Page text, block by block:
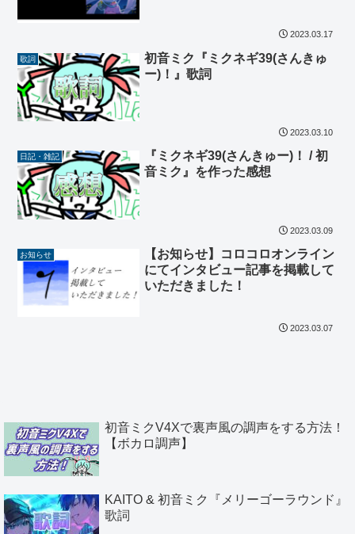
2023.03.17
歌詞
初音ミク『ミクネギ39(さんきゅ
ー)！』歌詞
2023.03.10
日記・雑記
『ミクネギ39(さんきゅー)！ / 初
音ミク』を作った感想
2023.03.09
お知らせ
【お知らせ】コロコロオンライン
にてインタビュー記事を掲載して
いただきました！
2023.03.07
初音ミクV4Xで裏声風の調声をする方法！
【ボカロ調声】
KAITO & 初音ミク『メリーゴーラウンド』
歌詞